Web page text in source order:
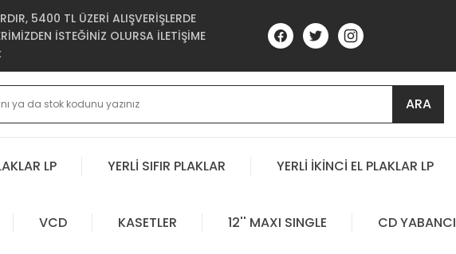
5400 TL ÜZERİ ALIŞVERİŞLERDE
İSTEĞİNİZ OLURSA İLETİŞİME
ARA
LP YERLİ SIFIR PLAKLAR YERLİ İKİNCİ EL PLAKLAR LP
VCD KASETLER 12'' MAXI SINGLE CD YABANCI